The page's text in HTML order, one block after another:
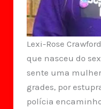
Lexi-Rose
que nasceu do
sente uma
grades, por
polícia